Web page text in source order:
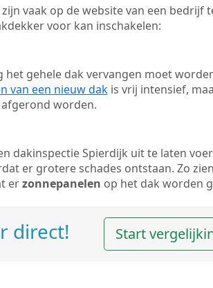
vaak op de website van een bedrijf
voor kan inschakelen:
gehele dak vervangen moet
van een nieuw dakis vrij intensief,
worden.
dakinspectie Spierdijk uit te laten
er grotere schades ontstaan. Zo
erzonnepanelen op het dak worden
direct! Start